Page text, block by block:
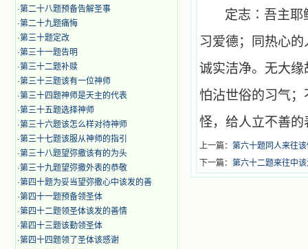
·第二十八题预备告解圣事
·第二十九题痛悔
·第三十题定改
·第三十一题告明
·第三十二题补赎
·第三十三题该有一位神师
·第三十四题神师是天主的代表
·第三十五题选择神师
·第三十六题该怎么样对待神师
·第三十七题该服从神师的指引
·第三十八题望弥撒该有的为头
·第三十九题望弥撒外表的恭敬
·第四十题为妥当望弥撒心中该发的善
·第四十一题预备领圣体
·第四十二题领圣体该发的善情
·第四十三题该勤领圣体
·第四十四题领了圣体该感谢
定志∶吾主耶
习爱德；同热心
诚实洁净。无大
怕沾世俗的习气
怪，给人立不善的
上一篇： 第六十题同人来往
下一篇： 第六十二题来往中